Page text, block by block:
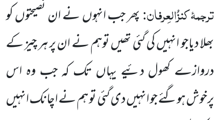
ترجمۂ کنزُالعِرفان:پھر جب انہوں نے ان نصیحتوں کو
بھلا دیاجو انہیں کی گئی تھیں توہم نے ان پر ہر چیز کے
دروازے کھول دئیے یہاں تک کہ جب وہ اس
پرخوش ہوگئے جو انہیں دی گئی تو ہم نے اچانک انہیں